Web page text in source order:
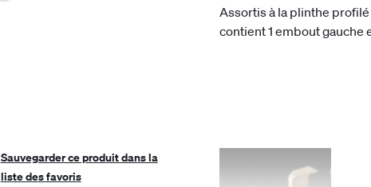
Assortis à la plinthe profilé
contient 1 embout gauche
Sauvegarder ce produit dans la
liste des favoris